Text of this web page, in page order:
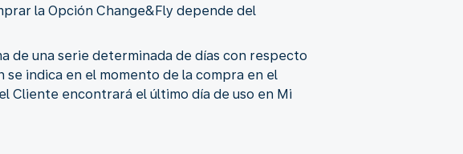
la Opción Change&Fly depende del
de una serie determinada de días con respecto
se indica en el momento de la compra en el
Cliente encontrará el último día de uso en Mi